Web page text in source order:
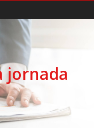
jornada